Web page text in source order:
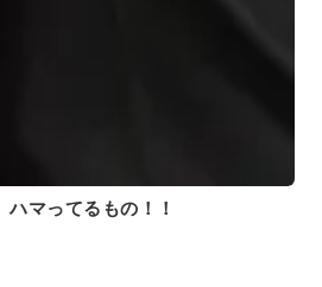
ハマってるもの！！